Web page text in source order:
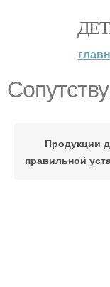
Продукции
правильной